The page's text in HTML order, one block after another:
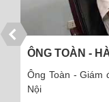
ÔNG TOÀN -
Ông Toàn - Giám
Nội